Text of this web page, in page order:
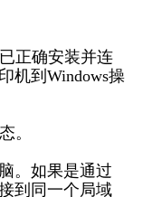
正确安装并连
机到Windows操
。
。如果是通过
到同一个局域